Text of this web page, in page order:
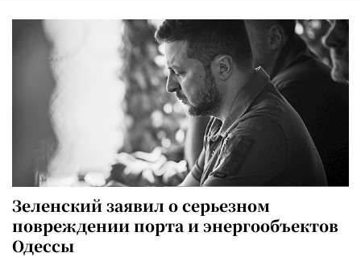
Зеленский заявил о серьезном
повреждении порта и энергообъектов
Одессы